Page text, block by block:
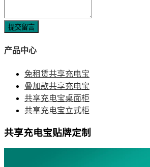
提交留言
产品中心
免租赁共享充电宝
叠加款共享充电宝
共享充电宝桌面柜
共享充电宝立式柜
共享充电宝贴牌定制